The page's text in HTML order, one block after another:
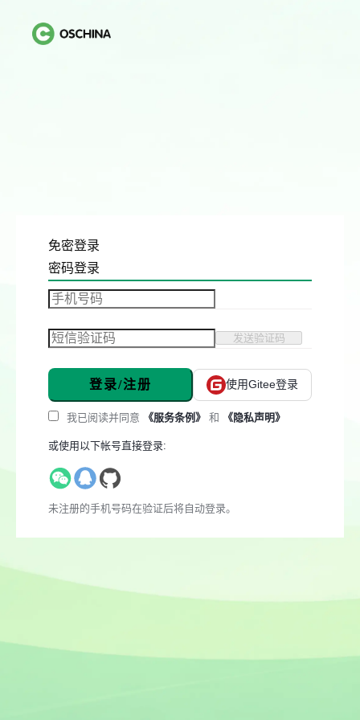
免密登录
密码登录
发送验证码
登录/注册 使用Gitee登录
我已阅读并同意 《服务条例》 和 《隐私声明》
或使用以下帐号直接登录:
未注册的手机号码在验证后将自动登录。